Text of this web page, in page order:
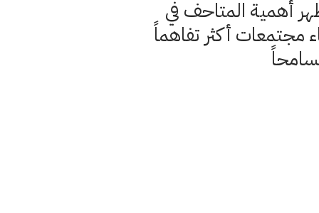
أهمية المتاحف في
مجتمعات أكثر تفاهماً